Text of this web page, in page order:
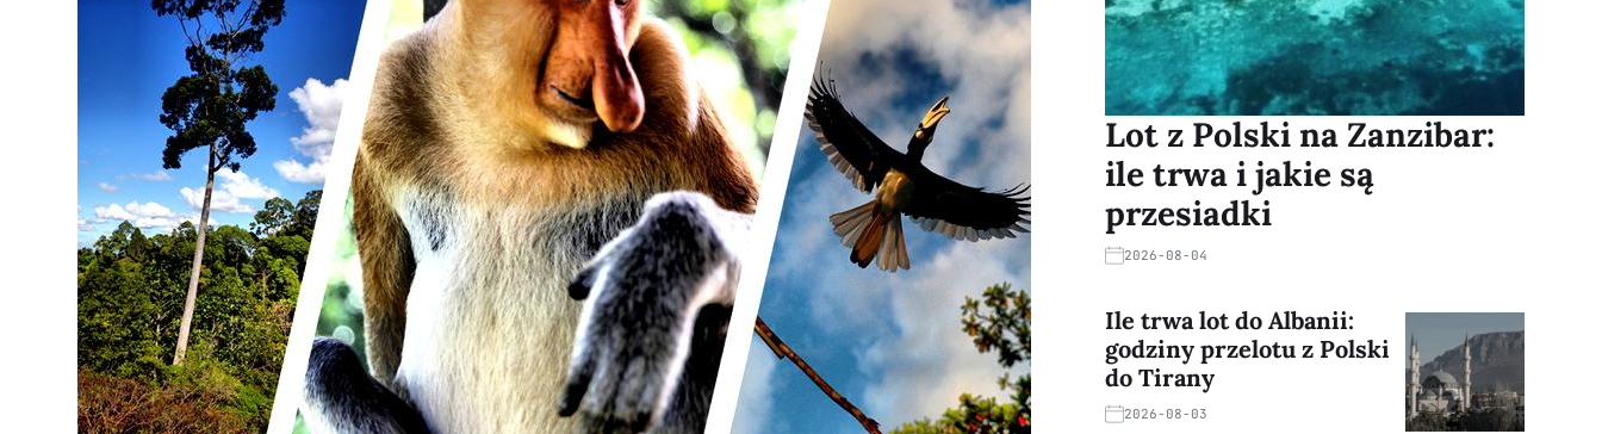
Lot z Polski na Zanzibar:
ile trwa i jakie są
przesiadki
2026-08-04
Ile trwa lot do Albanii:
godziny przelotu z Polski
do Tirany
2026-08-03